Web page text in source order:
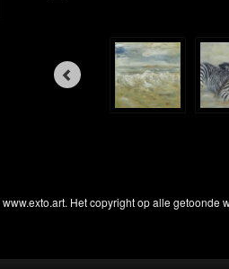
www.exto.art. Het copyright op alle getoonde